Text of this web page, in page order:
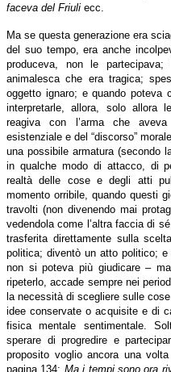
faceva del Friuli ecc.
Ma se questa generazione era
del suo tempo, era anche
produceva, non le
animalesca che era tragica;
oggetto ignaro; e quando poteva
interpretarle, allora, solo allora
reagiva con l’arma che aveva
esistenziale e del “discorso”
una possibile armatura (secondo
in qualche modo di attacco, di
realtà delle cose e degli atti
momento orribile, quando questi
travolti (non divenendo mai
vedendola come l’altra faccia di
trasferita direttamente sulla
politica; diventò un atto politico;
non si poteva più giudicare –
ripeterlo, accade sempre nei
la necessità di scegliere sulle
idee conservate o acquisite e di
fisica mentale sentimentale.
sperare di progredire e
proposito voglio ancora una
pagina 134: Ma i tempi sono ora